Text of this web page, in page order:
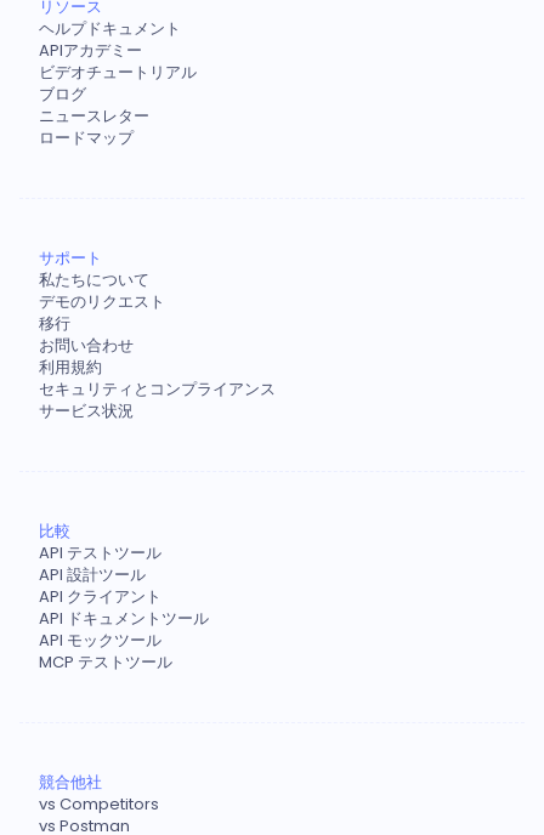
リソース
ヘルプドキュメント
APIアカデミー
ビデオチュートリアル
ブログ
ニュースレター
ロードマップ
サポート
私たちについて
デモのリクエスト
移行
お問い合わせ
利用規約
セキュリティとコンプライアンス
サービス状況
比較
API テストツール
API 設計ツール
API クライアント
API ドキュメントツール
API モックツール
MCP テストツール
競合他社
vs Competitors
vs Postman